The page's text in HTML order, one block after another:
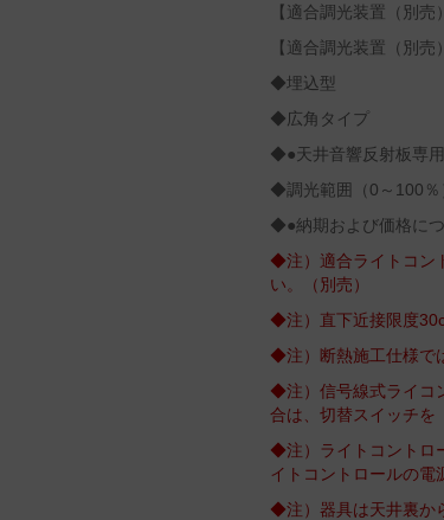
【適合調光装置（別
【適合調光装置（別
◆埋込型
◆広角タイプ
◆●天井音響反射板専用
◆調光範囲（0～100％
◆●納期および価格に
◆注）適合ライトコン
い。（別売）
◆注）直下近接限度
◆注）断熱施工仕様で
◆注）信号線式ライコ
合は、切替スイッチを
◆注）ライトコントロ
イトコントロールの電
◆注）器具は天井裏か